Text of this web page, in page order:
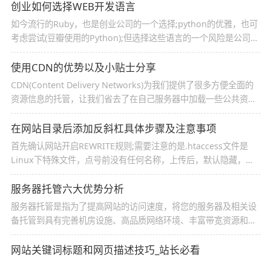
创业如何选择WEB开发语言
如今流行的Ruby，也是创业公司的一个选择;python的优雅，也可
考虑尝试(豆瓣使用的Python);但选择这些语言的一个风险是公司规
模扩大后，是否能找到足够的人才得打个问号。
使用CDN的优势以及小贴士分享
CDN(Content Delivery Networks)为我们提供了很多方便全面的
资源信息的托管，让我们省去了在自己服务器中加载一些公共资源
文件的流程，相对来说减少了对服务器的请求，这样的便宜不捡白
不捡。而使用CDN的好处还不仅仅如此，让我们来看一下CDN能为
我们带来哪些好处吧！
在网站目录后添加反斜杠具体步骤及注意事项
首先确认网站开启REWRITE规则;需要注意的是.htaccess文件是
Linux下特殊文件，点号前没有任何名称，上传后，默认隐藏，但
是可以编辑vi .htaccess
服务器托管六大优势分析
服务器托管是指为了提高网站的访问速度，将您的服务器及相关设
备托管到具有完善机房设施、高品质网络环境、丰富带宽资源和运
营经验以及可对用户的网络和设备进行实时监控的网络数据中心
内，以此使系统达到安全、可靠、稳定、高效运行的目的。
网站关键词标题和网页描述技巧_站长必看